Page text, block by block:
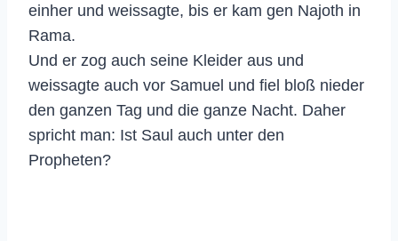
einher und weissagte, bis er kam gen Najoth in
Rama.
Und er zog auch seine Kleider aus und
weissagte auch vor Samuel und fiel bloß nieder
den ganzen Tag und die ganze Nacht. Daher
spricht man: Ist Saul auch unter den
Propheten?